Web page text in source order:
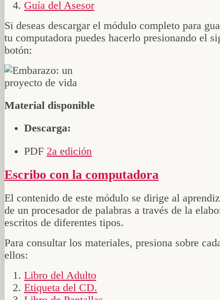
Guía del Asesor
Si deseas descargar el módulo completo para
tu computadora puedes hacerlo presionando el
botón:
Material disponible
Descarga:
PDF 2a edición
Escribo con la computadora
El contenido de este módulo se dirige al
de un procesador de palabras a través de la
escritos de diferentes tipos.
Para consultar los materiales, presiona sobre
ellos:
Libro del Adulto
Etiqueta del CD.